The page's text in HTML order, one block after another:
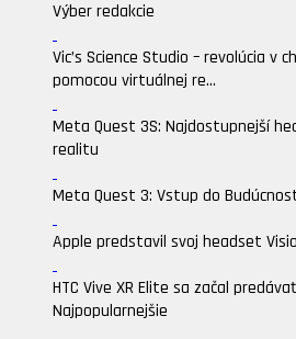
Výber redakcie
Vic’s Science Studio – revolúcia v
pomocou virtuálnej re...
Meta Quest 3S: Najdostupnejší
realitu
Meta Quest 3: Vstup do
Apple predstavil svoj headset
HTC Vive XR Elite sa začal
Najpopularnejšie